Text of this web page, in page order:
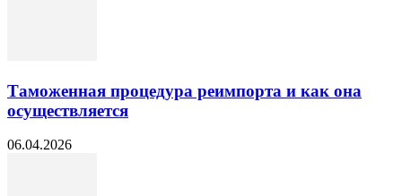
Таможенная процедура реимпорта и как она
осуществляется
06.04.2026